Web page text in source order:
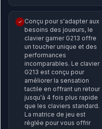
✓ Conçu pour s'adapter aux
besoins des joueurs, le
clavier gamer G213 offre
un toucher unique et des
performances
incomparables. Le clavier
G213 est conçu pour
améliorer la sensation
tactile en offrant un retour
jusqu'à 4 fois plus rapide
que les claviers standard.
La matrice de jeu est
réglée pour vous offrir